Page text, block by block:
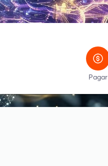
Pagar